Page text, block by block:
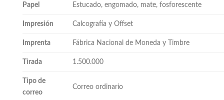
Papel Estucado, engomado, mate, fosforescente
Impresión Calcografía y Offset
Imprenta Fábrica Nacional de Moneda y Timbre
Tirada 1.500.000
Tipo de
correo
Correo ordinario